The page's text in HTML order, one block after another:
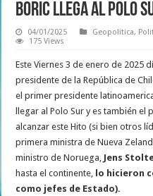
BORIC LLEGA AL POLO
04/01/2025 Geopolitica,
175 Views
Este Viernes 3 de enero de 2025
presidente de la República de
el primer presidente
llegar al Polo Sur y es también
alcanzar este Hito (si bien otros
primera ministra de Nueva
ministro de Noruega, Jens
hasta el continente, lo hicieron
como jefes de Estado).